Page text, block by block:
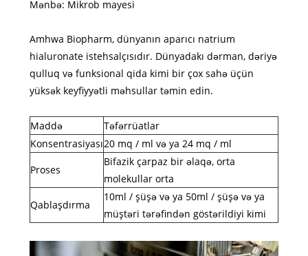
Mənbə: Mikrob mayesi
Amhwa Biopharm, dünyanın aparıcı natrium
hialuronate istehsalçısıdır. Dünyadakı dərman, dəriyə
qulluq və funksional qida kimi bir çox sahə üçün
yüksək keyfiyyətli məhsullar təmin edin.
Maddə
Təfərrüatlar
Konsentrasiyası20 mq / ml və ya 24 mq / ml
Proses
Bifazik çarpaz bir əlaqə, orta
molekullar orta
Qablaşdırma
10ml / şüşə və ya 50ml / şüşə və ya
müştəri tərəfindən göstərildiyi kimi